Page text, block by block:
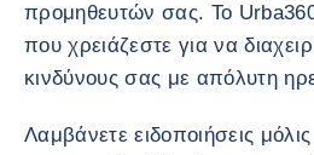
προμηθευτών σας. Το Urba360
που χρειάζεστε για να
κινδύνους σας με απόλυτη
Λαμβάνετε ειδοποιήσεις